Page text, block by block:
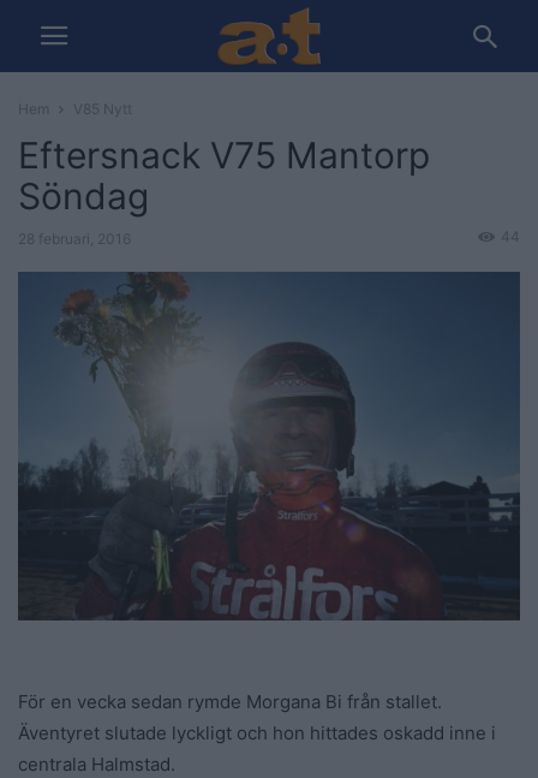
Hem V85 Nytt
Eftersnack V75 Mantorp
Söndag
28 februari, 2016 44
För en vecka sedan rymde Morgana Bi från stallet.
Äventyret slutade lyckligt och hon hittades oskadd inne i
centrala Halmstad.